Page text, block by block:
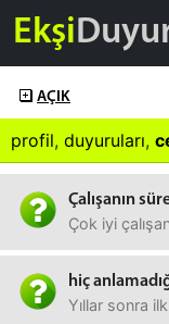
Ekşi
AÇIK
profil, duyuruları,
Çalışanın
Çok iyi
hiç
Yıllar sonra